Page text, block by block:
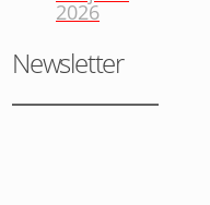
2026
Newsletter